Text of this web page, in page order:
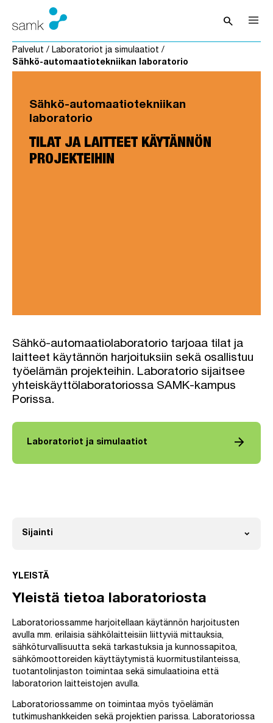
Siirry sisältöön
searchAvaa haku
Palvelut / Laboratoriot ja simulaatiot /
Sähkö-automaatiotekniikan laboratorio
Sähkö-automaatiotekniikan
laboratorio
TILAT JA LAITTEET KÄYTÄNNÖN
PROJEKTEIHIN
Sähkö-automaatiolaboratorio tarjoaa tilat ja
laitteet käytännön harjoituksiin sekä osallistuu
työelämän projekteihin. Laboratorio sijaitsee
yhteiskäyttölaboratoriossa SAMK-kampus
Porissa.
Laboratoriot ja simulaatiot arrow_forward
Sijainti
Avaa
expand_more
YLEISTÄ
Yleistä tietoa laboratoriosta
Laboratoriossamme harjoitellaan käytännön harjoitusten
avulla mm. erilaisia sähkölaitteisiin liittyviä mittauksia,
sähköturvallisuutta sekä tarkastuksia ja kunnossapitoa,
sähkömoottoreiden käyttäytymistä kuormitustilanteissa,
tuotantolinjaston toimintaa sekä simulaatioina että
laboratorion laitteistojen avulla.
Laboratoriossamme on toimintaa myös työelämän
tutkimushankkeiden sekä projektien parissa. Laboratoriossa